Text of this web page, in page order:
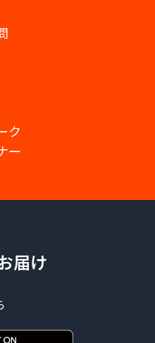
ク
ー
届け